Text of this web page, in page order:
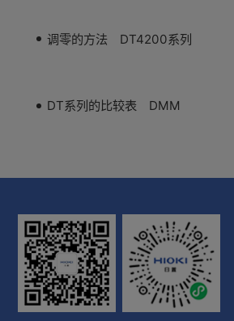
调零的方法 DT4200系列
DT系列的比较表 DMM